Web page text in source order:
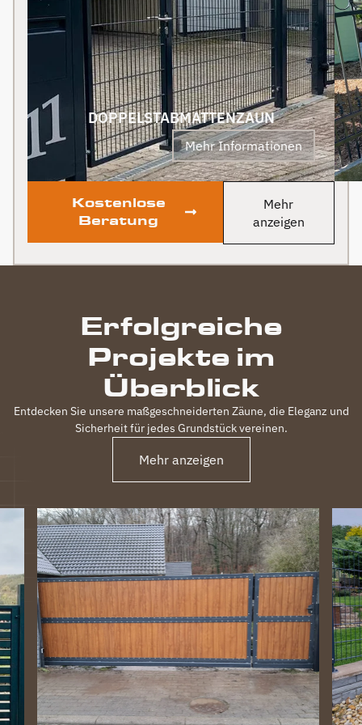
wird auf jeden Fall auch
an Berg Zäune gehen.
Klare Empfehlung von
uns! PS Nach
Fertigstellung, gab es
zum Dank und Abschied
sogar noch ein Paket mit
leckerem Honig. Danke
auch dafür!
Klare Empfehlung!
DOPPELSTABMATTENZAUN
Mehr Informationen
Kostenlose
Beratung
Mehr
anzeigen
Erfolgreiche
Projekte im
Überblick
Entdecken Sie unsere maßgeschneiderten Zäune, die Eleganz und
Sicherheit für jedes Grundstück vereinen.
Mehr anzeigen